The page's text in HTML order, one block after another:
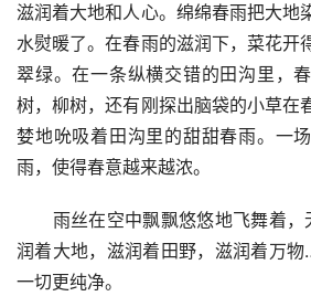
滋润着大地和人心。绵绵春雨把大地
水熨暖了。在春雨的滋润下，菜花开
翠绿。在一条纵横交错的田沟里，
树，柳树，还有刚探出脑袋的小草在
婪地吮吸着田沟里的甜甜春雨。一
雨，使得春意越来越浓。
雨丝在空中飘飘悠悠地飞舞着，
润着大地，滋润着田野，滋润着万
一切更纯净。